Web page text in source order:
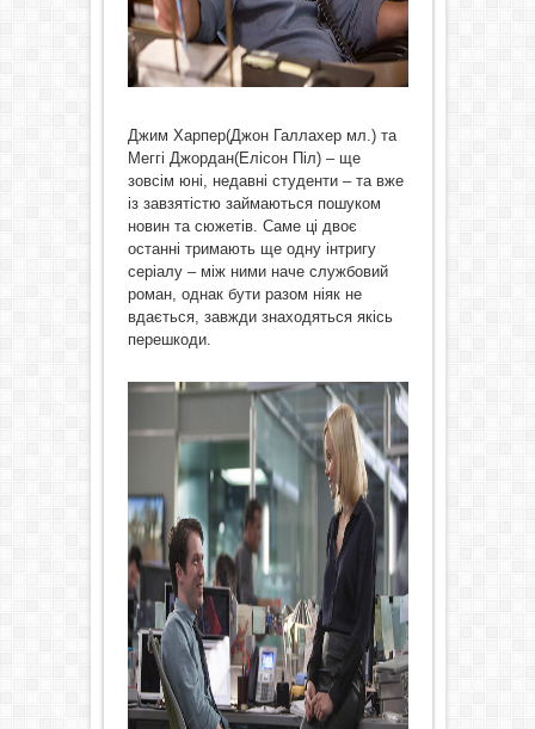
Джим Харпер(Джон Галлахер мл.) та
Меггі Джордан(Елісон Піл) – ще
зовсім юні, недавні студенти – та вже
із завзятістю займаються пошуком
новин та сюжетів. Саме ці двоє
останні тримають ще одну інтригу
серіалу – між ними наче службовий
роман, однак бути разом ніяк не
вдається, завжди знаходяться якісь
перешкоди.